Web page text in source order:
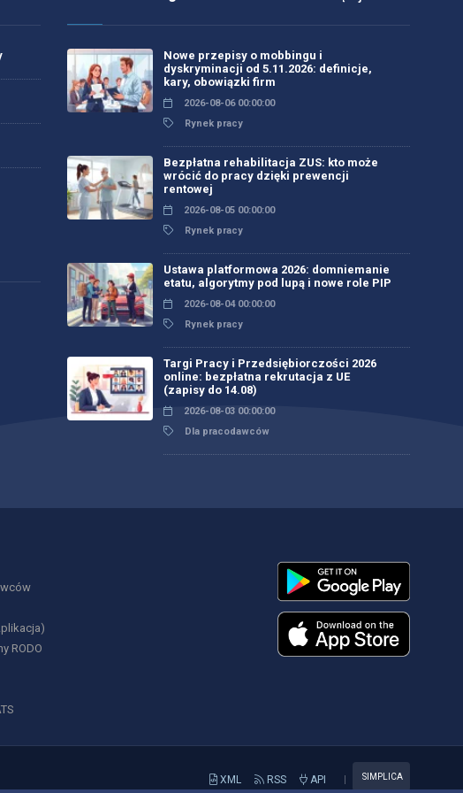
Nowe przepisy o mobbingu i
dyskryminacji od 5.11.2026: definicje,
kary, obowiązki firm
2026-08-06 00:00:00
Rynek pracy
Bezpłatna rehabilitacja ZUS: kto może
wrócić do pracy dzięki prewencji
rentowej
2026-08-05 00:00:00
Rynek pracy
Ustawa platformowa 2026: domniemanie
etatu, algorytmy pod lupą i nowe role PIP
2026-08-04 00:00:00
Rynek pracy
Targi Pracy i Przedsiębiorczości 2026
online: bezpłatna rekrutacja z UE
(zapisy do 14.08)
2026-08-03 00:00:00
Dla pracodawców
RODO
SIMPLICA
XML RSS API